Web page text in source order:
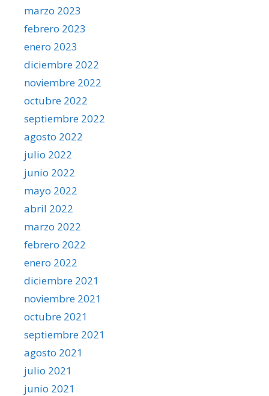
marzo 2023
febrero 2023
enero 2023
diciembre 2022
noviembre 2022
octubre 2022
septiembre 2022
agosto 2022
julio 2022
junio 2022
mayo 2022
abril 2022
marzo 2022
febrero 2022
enero 2022
diciembre 2021
noviembre 2021
octubre 2021
septiembre 2021
agosto 2021
julio 2021
junio 2021